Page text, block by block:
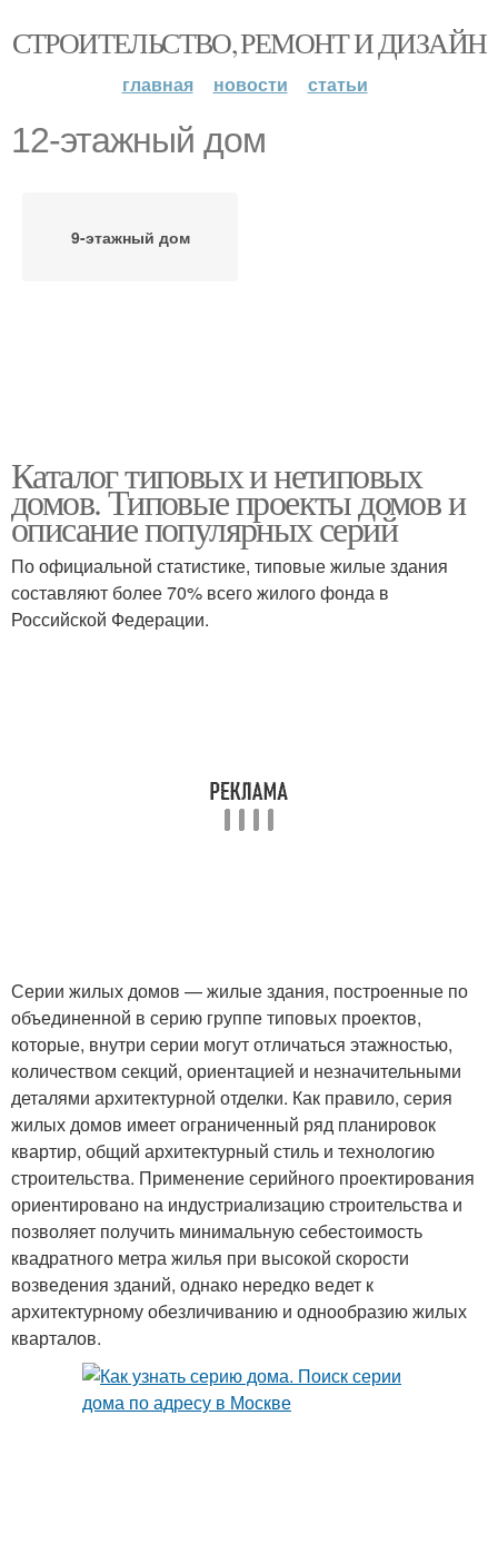
СТРОИТЕЛЬСТВО, РЕМОНТ И ДИЗАЙН
главная новости статьи
12-этажный дом
9-этажный дом
Каталог типовых и нетиповых
домов. Типовые проекты домов и
описание популярных серий
По официальной статистике, типовые жилые здания
составляют более 70% всего жилого фонда в
Российской Федерации.
Серии жилых домов — жилые здания, построенные по
объединенной в серию группе типовых проектов,
которые, внутри серии могут отличаться этажностью,
количеством секций, ориентацией и незначительными
деталями архитектурной отделки. Как правило, серия
жилых домов имеет ограниченный ряд планировок
квартир, общий архитектурный стиль и технологию
строительства. Применение серийного проектирования
ориентировано на индустриализацию строительства и
позволяет получить минимальную себестоимость
квадратного метра жилья при высокой скорости
возведения зданий, однако нередко ведет к
архитектурному обезличиванию и однообразию жилых
кварталов.